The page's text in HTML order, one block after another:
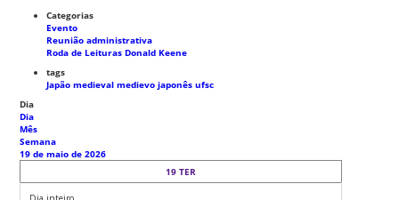
Categorias
Evento
Reunião administrativa
Roda de Leituras Donald Keene
tags
Japão medievalmedievo japonêsufsc
Dia
Dia
Mês
Semana
19 de maio de 2026
19 TER